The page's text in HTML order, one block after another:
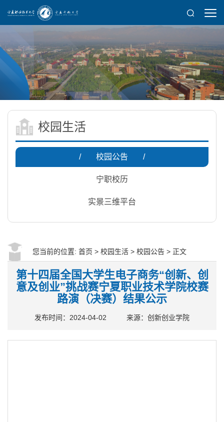
校园生活
/ 校园公告 /
宁职校历
实景三维平台
您当前的位置: 首页 > 校园生活 > 校园公告 > 正文
第十四届全国大学生电子商务“创新、创
意及创业”挑战赛宁夏职业技术学院校赛
路演（决赛）结果公示
发布时间：2024-04-02 来源：创新创业学院